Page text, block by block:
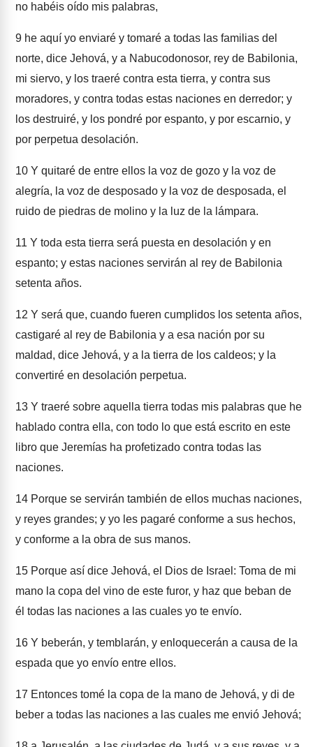
no habéis oído mis palabras,
9 he aquí yo enviaré y tomaré a todas las familias del
norte, dice Jehová, y a Nabucodonosor, rey de Babilonia,
mi siervo, y los traeré contra esta tierra, y contra sus
moradores, y contra todas estas naciones en derredor; y
los destruiré, y los pondré por espanto, y por escarnio, y
por perpetua desolación.
10 Y quitaré de entre ellos la voz de gozo y la voz de
alegría, la voz de desposado y la voz de desposada, el
ruido de piedras de molino y la luz de la lámpara.
11 Y toda esta tierra será puesta en desolación y en
espanto; y estas naciones servirán al rey de Babilonia
setenta años.
12 Y será que, cuando fueren cumplidos los setenta años,
castigaré al rey de Babilonia y a esa nación por su
maldad, dice Jehová, y a la tierra de los caldeos; y la
convertiré en desolación perpetua.
13 Y traeré sobre aquella tierra todas mis palabras que he
hablado contra ella, con todo lo que está escrito en este
libro que Jeremías ha profetizado contra todas las
naciones.
14 Porque se servirán también de ellos muchas naciones,
y reyes grandes; y yo les pagaré conforme a sus hechos,
y conforme a la obra de sus manos.
15 Porque así dice Jehová, el Dios de Israel: Toma de mi
mano la copa del vino de este furor, y haz que beban de
él todas las naciones a las cuales yo te envío.
16 Y beberán, y temblarán, y enloquecerán a causa de la
espada que yo envío entre ellos.
17 Entonces tomé la copa de la mano de Jehová, y di de
beber a todas las naciones a las cuales me envió Jehová;